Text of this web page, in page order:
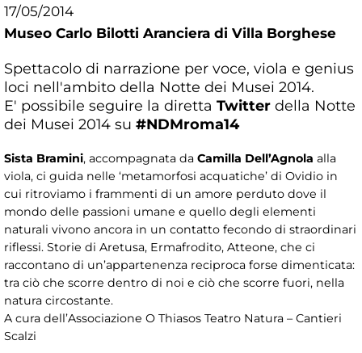
17/05/2014
Museo Carlo Bilotti Aranciera di Villa Borghese
Spettacolo di narrazione per voce, viola e genius
loci nell'ambito della Notte dei Musei 2014.
E' possibile seguire la diretta Twitter della Notte
dei Musei 2014 su #NDMroma14
Sista Bramini, accompagnata da Camilla Dell’Agnola alla
viola, ci guida nelle ‘metamorfosi acquatiche’ di Ovidio in
cui ritroviamo i frammenti di un amore perduto dove il
mondo delle passioni umane e quello degli elementi
naturali vivono ancora in un contatto fecondo di straordinari
riflessi. Storie di Aretusa, Ermafrodito, Atteone, che ci
raccontano di un’appartenenza reciproca forse dimenticata:
tra ciò che scorre dentro di noi e ciò che scorre fuori, nella
natura circostante.
A cura dell’Associazione O Thiasos Teatro Natura – Cantieri
Scalzi